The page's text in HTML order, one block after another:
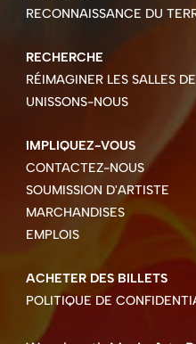
RECONNAISSANCE DU
RECHERCHE
RÉIMAGINER LES SALLES
UNISSONS-NOUS
IMPLIQUEZ-VOUS
CONTACTEZ-NOUS
SOUMISSION D'ARTISTE
MARCHANDISES
EMPLOIS
ACHETER DES BILLETS
POLITIQUE DE